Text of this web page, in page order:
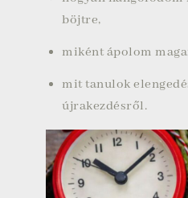
böjtre,
miként ápolom
mit tanulok
újrakezdésről.